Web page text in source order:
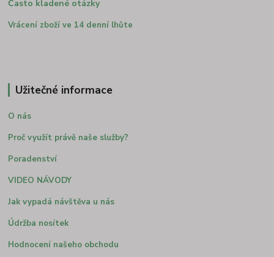
Často kladené otázky
Vrácení zboží ve 14 denní lhůte
Užitečné informace
O nás
Proč využít právě naše služby?
Poradenství
VIDEO NÁVODY
Jak vypadá návštěva u nás
Údržba nosítek
Hodnocení našeho obchodu